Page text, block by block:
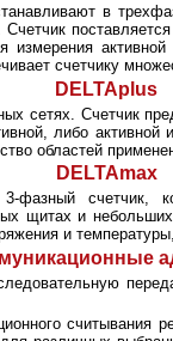
в
счетчику
DELTAplus
сетях. Счетчик
либо
областей
DELTAmax
фазный счетчик,
щитах и
и
считывания